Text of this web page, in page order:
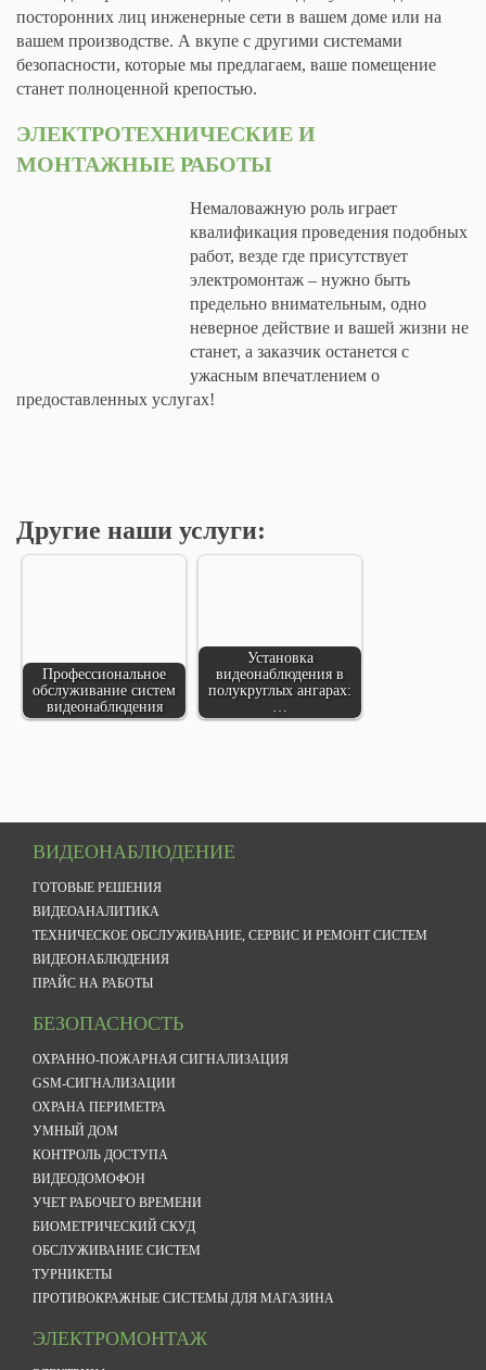
посторонних лиц инженерные сети в вашем доме или на
вашем производстве. А вкупе с другими системами
безопасности, которые мы предлагаем, ваше помещение
станет полноценной крепостью.
ЭЛЕКТРОТЕХНИЧЕСКИЕ И
МОНТАЖНЫЕ РАБОТЫ
Немаловажную роль играет
квалификация проведения подобных
работ, везде где присутствует
электромонтаж – нужно быть
предельно внимательным, одно
неверное действие и вашей жизни не
станет, а заказчик останется с
ужасным впечатлением о
предоставленных услугах!
Другие наши услуги:
Профессиональное
обслуживание систем
видеонаблюдения
Установка
видеонаблюдения в
полукруглых ангарах:
ВИДЕОНАБЛЮДЕНИЕ
ГОТОВЫЕ РЕШЕНИЯ
ВИДЕОАНАЛИТИКА
ТЕХНИЧЕСКОЕ ОБСЛУЖИВАНИЕ, СЕРВИС И РЕМОНТ СИСТЕМ
ВИДЕОНАБЛЮДЕНИЯ
ПРАЙС НА РАБОТЫ
БЕЗОПАСНОСТЬ
ОХРАННО-ПОЖАРНАЯ СИГНАЛИЗАЦИЯ
GSM-СИГНАЛИЗАЦИИ
ОХРАНА ПЕРИМЕТРА
УМНЫЙ ДОМ
КОНТРОЛЬ ДОСТУПА
ВИДЕОДОМОФОН
УЧЕТ РАБОЧЕГО ВРЕМЕНИ
БИОМЕТРИЧЕСКИЙ СКУД
ОБСЛУЖИВАНИЕ СИСТЕМ
ТУРНИКЕТЫ
ПРОТИВОКРАЖНЫЕ СИСТЕМЫ ДЛЯ МАГАЗИНА
ЭЛЕКТРОМОНТАЖ